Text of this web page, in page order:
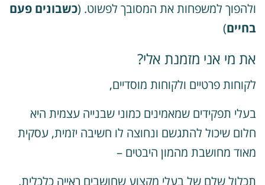
למשפחות את המסובך לפשוט. (כשבונים פעם
)
מי אני מזמנת אלי?
פרטיים ולקוחות מוסדיים,
תפקידים שמאמינים כמוני שבנייה עצמית היא
שיכול להתגשם ונחוצה לו חשיבה יזמית, עסקית
מחושבת מהמון היבטים –
שלם של בעלי מקצוע שחושבים ראייה כלכלית.